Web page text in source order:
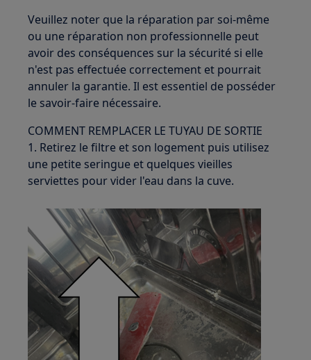
Veuillez noter que la réparation par soi-même
ou une réparation non professionnelle peut
avoir des conséquences sur la sécurité si elle
n'est pas effectuée correctement et pourrait
annuler la garantie. Il est essentiel de posséder
le savoir-faire nécessaire.
COMMENT REMPLACER LE TUYAU DE SORTIE
1. Retirez le filtre et son logement puis utilisez
une petite seringue et quelques vieilles
serviettes pour vider l'eau dans la cuve.